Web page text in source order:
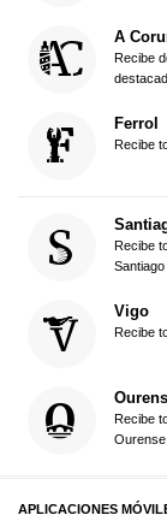
A
Recibe
Ferrol
Recibe
Recibe
Santiago
Vigo
Recibe
Recibe
Ourense
APLICACIONES